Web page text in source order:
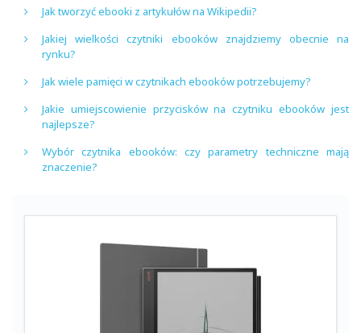
Jak tworzyć ebooki z artykułów na Wikipedii?
Jakiej wielkości czytniki ebooków znajdziemy obecnie na
rynku?
Jak wiele pamięci w czytnikach ebooków potrzebujemy?
Jakie umiejscowienie przycisków na czytniku ebooków jest
najlepsze?
Wybór czytnika ebooków: czy parametry techniczne mają
znaczenie?